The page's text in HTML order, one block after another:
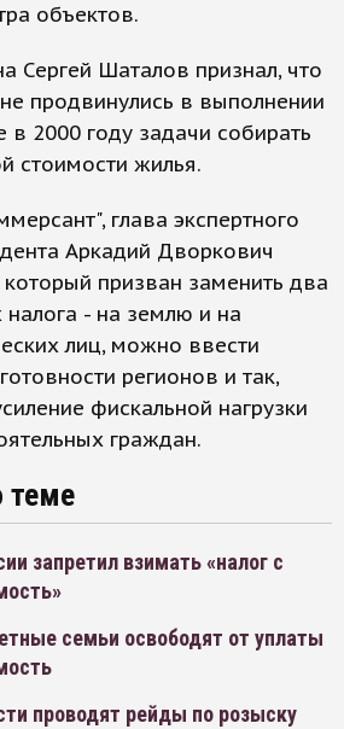
объектов.
Сергей Шаталов признал, что
продвинулись в выполнении
в 2000 году задачи собирать
стоимости жилья.
глава экспертного
Аркадий Дворкович
который призван заменить два
- на землю и на
лиц, можно ввести
регионов и так,
фискальной нагрузки
граждан.
теме
запретил взимать «налог с
семьи освободят от уплаты
проводят рейды по розыску